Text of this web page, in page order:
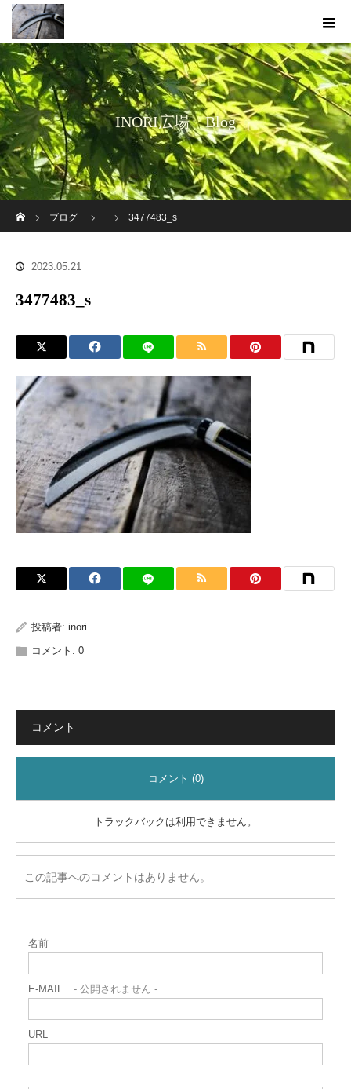
INORI広場 Blog
ブログ
3477483_s
2023.05.21
3477483_s
投稿者: inori
コメント: 0
コメント
コメント (0)
トラックバックは利用できません。
この記事へのコメントはありません。
名前
E-MAIL - 公開されません -
URL